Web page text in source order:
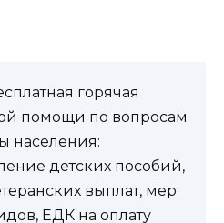
горячая
помощи по вопросам
населения:
детских пособий,
выплат, мер
ЕДК на оплату